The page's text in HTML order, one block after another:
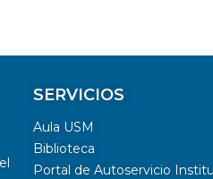
SERVICIOS
Aula USM
Biblioteca
Portal de Autoservicio